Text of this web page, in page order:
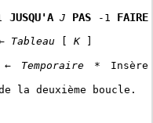
JUSQU'A J PAS -1 FAIRE
Tableau K]
Temporaire * Insère
la deuxième boucle.